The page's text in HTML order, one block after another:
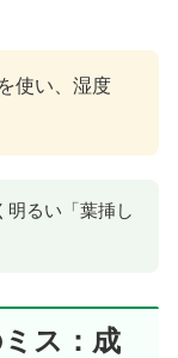
使い、湿度
明るい「葉挿し
ス：成